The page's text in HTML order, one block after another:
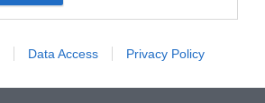
Data Access Privacy Policy